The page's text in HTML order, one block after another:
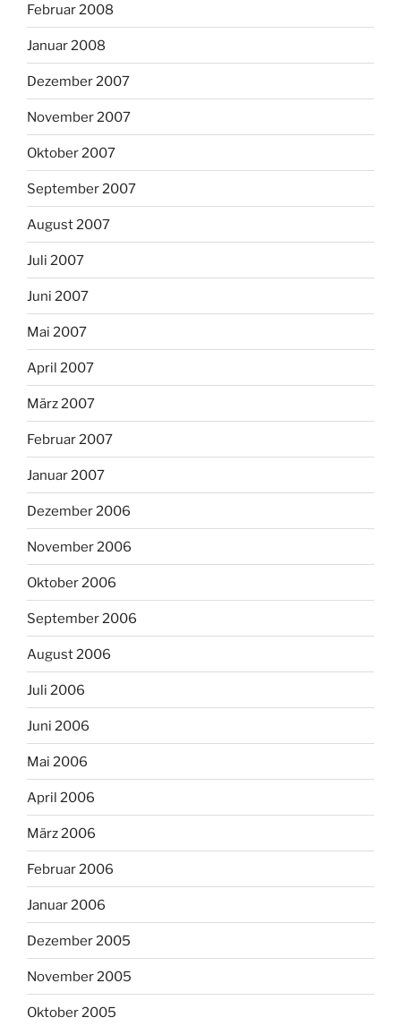
Februar 2008
Januar 2008
Dezember 2007
November 2007
Oktober 2007
September 2007
August 2007
Juli 2007
Juni 2007
Mai 2007
April 2007
März 2007
Februar 2007
Januar 2007
Dezember 2006
November 2006
Oktober 2006
September 2006
August 2006
Juli 2006
Juni 2006
Mai 2006
April 2006
März 2006
Februar 2006
Januar 2006
Dezember 2005
November 2005
Oktober 2005